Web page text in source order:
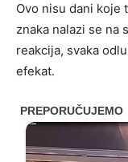
Ovo nisu dani koje
znaka nalazi se na
reakcija, svaka
efekat.